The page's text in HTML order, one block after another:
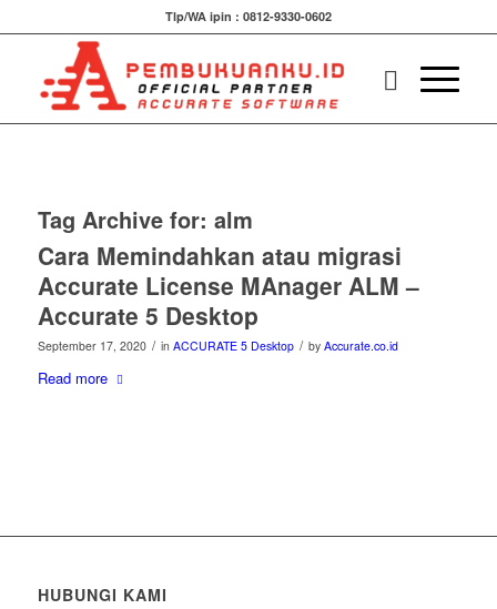
Tlp/WA ipin : 0812-9330-0602
Tag Archive for: alm
Cara Memindahkan atau migrasi
Accurate License MAnager ALM –
Accurate 5 Desktop
September 17, 2020 / in ACCURATE 5 Desktop / by Accurate.co.id
Read more
HUBUNGI KAMI